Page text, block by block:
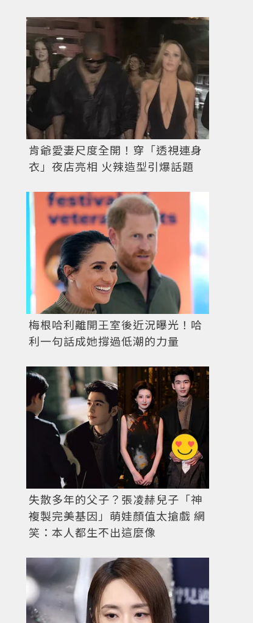
Adrien Brody曾多次登上時尚雜誌封面，並與愛犬一
肯爺愛妻尺度全開！穿「透視連身
衣」夜店亮相 火辣造型引爆話題
梅根哈利離開王室後近況曝光！哈
利一句話成她撐過低潮的力量
失散多年的父子？張凌赫兒子「神
複製完美基因」萌娃顏值太搶戲 網
笑：本人都生不出這麼像